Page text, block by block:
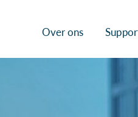
Over ons